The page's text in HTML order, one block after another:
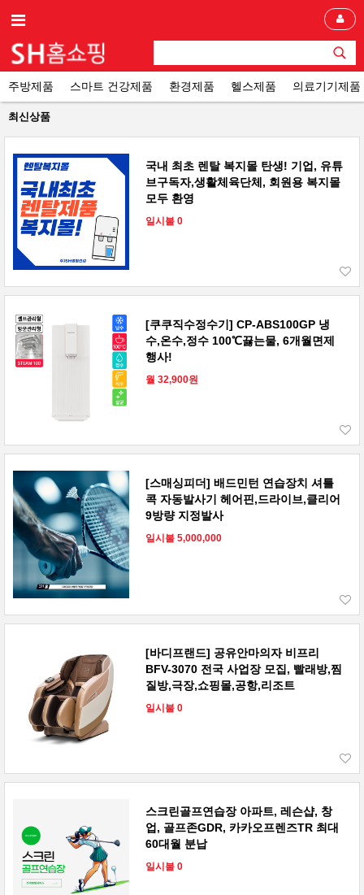
주방제품 스마트 건강제품 환경제품 헬스제품 의료기기제품
최신상품
국내 최초 렌탈 복지몰 탄생! 기업, 유튜
브구독자,생활체육단체, 회원용 복지몰
모두 환영
일시불 0
[쿠쿠직수정수기] CP-ABS100GP 냉
수,온수,정수 100℃끓는물, 6개월면제
행사!
월 32,900원
[스매싱피더] 배드민턴 연습장치 셔틀
콕 자동발사기 헤어핀,드라이브,클리어
9방량 지정발사
일시불 5,000,000
[바디프랜드] 공유안마의자 비프리
BFV-3070 전국 사업장 모집, 빨래방,찜
질방,극장,쇼핑몰,공항,리조트
일시불 0
스크린골프연습장 아파트, 레슨샵, 창
업, 골프존GDR, 카카오프렌즈TR 최대
60대월 분납
일시불 0